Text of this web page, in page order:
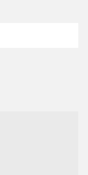
gebruik van de
warm water.